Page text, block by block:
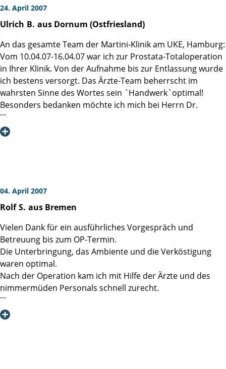
nach Hamburg zur Operation zu fahren, haben wir nie
bereut.
Mit vielen lieben dankbaren Grüßen von Rolf und Margot
RÜLKE
24. April 2007
Ulrich B. aus Dornum (Ostfriesland)
An das gesamte Team der Martini-Klinik am UKE, Hamburg:
Vom 10.04.07-16.04.07 war ich zur Prostata-Totaloperation
in Ihrer Klinik. Von der Aufnahme bis zur Entlassung wurde
ich bestens versorgt. Das Ärzte-Team beherrscht im
wahrsten Sinne des Wortes sein `Handwerk`optimal!
Besonders bedanken möchte ich mich bei Herrn Dr.
Salomon, der mich von der Diagnose über die Operation
bis hin zur Entlassung medizinisch und menschlich betreut
auf`! Auch von meiner Familie herzlichen Dank.
04. April 2007
Rolf S. aus Bremen
Vielen Dank für ein ausführliches Vorgespräch und
Betreuung bis zum OP-Termin.
Die Unterbringung, das Ambiente und die Verköstigung
waren optimal.
Nach der Operation kam ich mit Hilfe der Ärzte und des
nimmermüden Personals schnell zurecht.
Meine Empfehlung seither an die Männer meines
Freundes-und Bekanntenkreises: